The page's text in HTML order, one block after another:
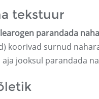
tekstuur
parandada
koorivad surnud
jooksul parandada